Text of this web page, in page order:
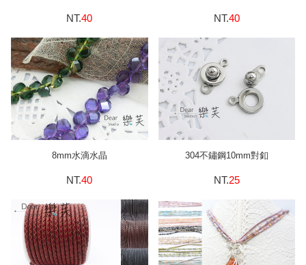
NT.40 NT.40
8mm水滴水晶
NT.40
304不鏽鋼10mm對釦
NT.25